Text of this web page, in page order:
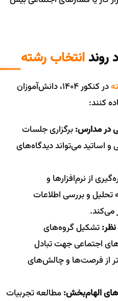
روند انتخاب رشته
در کنکور 1404، دانش‌آموزان
کنند:
در مدارس:برگزاری جلسات
اساتید می‌تواند دیدگاه‌های
از نرم‌افزارها و
و بررسی اطلاعات
می‌کند.
تشکیل گروه‌های
اجتماعی جهت تبادل
از فرصت‌ها و چالش‌های
الهام‌بخش:مطالعه تجربیات